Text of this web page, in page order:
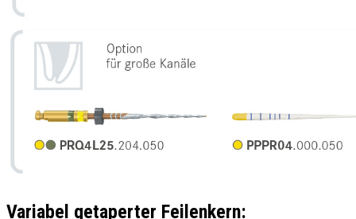
Variabel getaperter Feilenkern: